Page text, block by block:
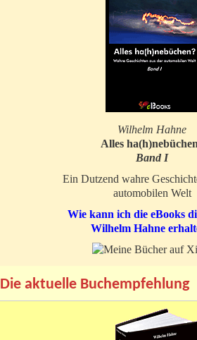
Wilhelm Hahne
Alles
Band I
Ein Dutzend wahre
automobilen Welt
Wie kann ich die eBooks
Wilhelm Hahne
Die aktuelle Buchempfehlung